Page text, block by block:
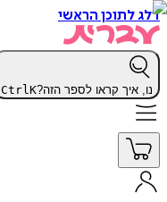
דלג לתוכן הראשי
נו, איך קראו לספר הזה? CtrlK